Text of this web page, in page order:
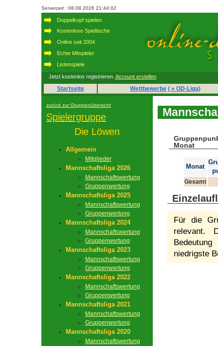
Serverzeit : 08.08.2026 21:44:02
Doppelkopf spielen
Kostenlose Spieltische
Online seit 2004
Echte Mitspieler
Listenspiele
Jetzt kostenlos registrieren. Account erstellen.
Startseite Wettbewerbe ( » OD-Liga)
zurück zur Gruppenübersicht
Spielergruppe
Die Löwen
Allgemein
Mitglieder
Mannschaftsliga 2026
Mannschaftswertung
Gruppenwertung
Mannschaftsliga 2025
Mannschaftswertung
Gruppenwertung
Mannschaftsliga 2024
Mannschaftswertung
Gruppenwertung
Mannschaftsliga 2023
Mannschaftswertung
Gruppenwertung
Mannschaftsliga 2022
Mannschaftswertung
Gruppenwertung
Mannschaftsliga 2021
Mannschaftswertung
Gruppenwertung
Mannschaftsliga 2020
Mannschaftswertung
Monat
Monat
Gesamt
Für die
relevant.
niedrigste